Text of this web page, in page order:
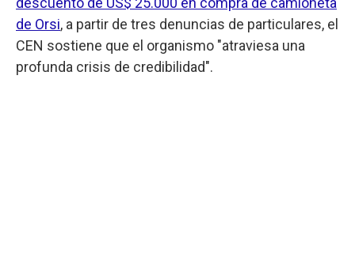
de Orsi, a partir de tres denuncias de particulares, el
CEN sostiene que el organismo "atraviesa una
profunda crisis de credibilidad".